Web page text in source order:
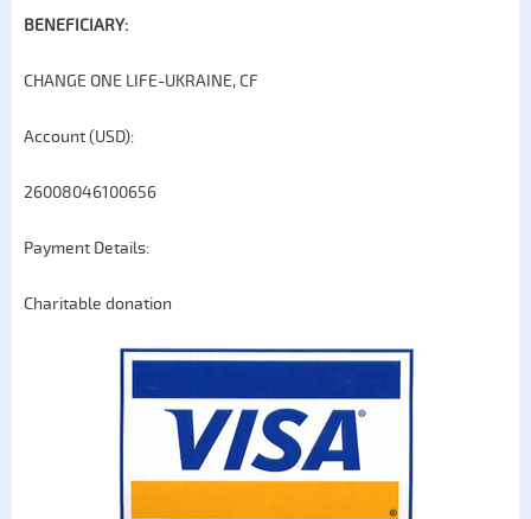
BENEFICIARY:
CHANGE ONE LIFE-UKRAINE, CF
Account (USD):
26008046100656
Payment Details:
Сharitable donation